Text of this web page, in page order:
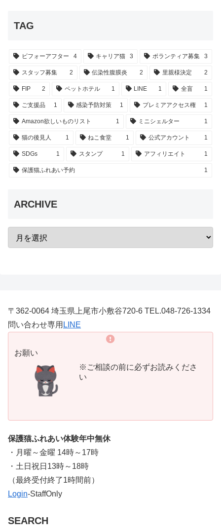
TAG
ビフォーアフター 4 キャリア猫 3 ボランティア募集 3
スタッフ募集 2 伝染性腹膜炎 2 里親様決定 2
FIP 2 ペットホテル 1 LINE 1 全盲 1
ご支援品 1 感染予防対策 1 プレミアアクセス権 1
Amazon欲しいものリスト 1 ミニシェルター 1
猫の後見人 1 ねこ食堂 1 公式アカウント 1
SDGs 1 スタンプ 1 アフィリエイト 1
保護猫ふれあい予約 1
ARCHIVE
〒362-0064 埼玉県上尾市小敷谷720-6 TEL.048-726-1334
問い合わせ専用 LINE
お願い
※ご相談の前に必ずお読みくださ
い
保護猫ふれあい体験年中無休
・月曜～金曜 14時～17時
・土日祝日13時～18時
​（最終受付終了1時間前）
Login-StaffOnly
SEARCH